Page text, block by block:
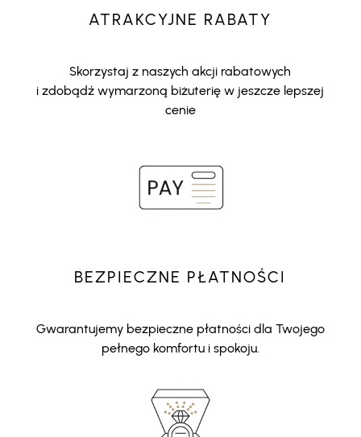
ATRAKCYJNE RABATY
Skorzystaj z naszych akcji rabatowych
i zdobądź wymarzoną biżuterię w jeszcze lepszej
cenie
BEZPIECZNE PŁATNOŚCI
Gwarantujemy bezpieczne płatności dla Twojego
pełnego komfortu i spokoju.